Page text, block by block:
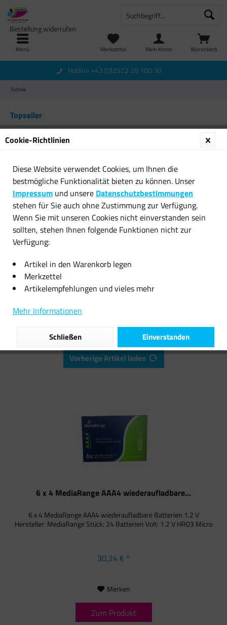
Menü Warenkorb
Merkzettel
Bestellung widerrufen
Mein Konto
Hotline +43 (0)2522 20 100 30
Technik
Topseller
HPE Aruba X332 575W Netzteil
J9738A für Aruba...
147,22 € *
MediaRange microSDXC
Speicherkarte 64 GB Klasse...
Filtern
Vorherige Artikel laden
6 x 4 MediaRange AAA4 wiederaufladbare...
6 x 4 MediaRange AAA4 wiederaufladbare Batterien 1.2 V
Hersteller: MediaRange Stück: 24 Batterien Volt: 1.2 V HR03 Micro
30,24 € *
Merken
Zum Produkt
Cookie-Richtlinien
Diese Website verwendet Cookies, um Ihnen die
bestmögliche Funktionalität bieten zu können. Unser
Impressum und unsere Datenschutzbestimmungen
stehen für Sie auch ohne Zustimmung zur Verfügung.
Wenn Sie mit unseren Cookies nicht einverstanden sein
sollten, stehen Ihnen folgende Funktionen nicht zur
Verfügung:
Artikel in den Warenkorb legen
Merkzettel
Artikelempfehlungen und vieles mehr
Mehr Informationen
Einverstanden
Schließen